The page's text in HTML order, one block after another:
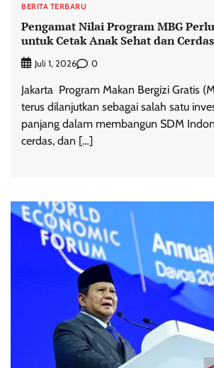
BERITA TERBARU
Pengamat Nilai Program MBG
untuk Cetak Anak Sehat dan Cerdas
Juli 1, 2026 0
Jakarta  Program Makan Bergizi Gratis
terus dilanjutkan sebagai salah satu
panjang dalam membangun SDM
cerdas, dan […]